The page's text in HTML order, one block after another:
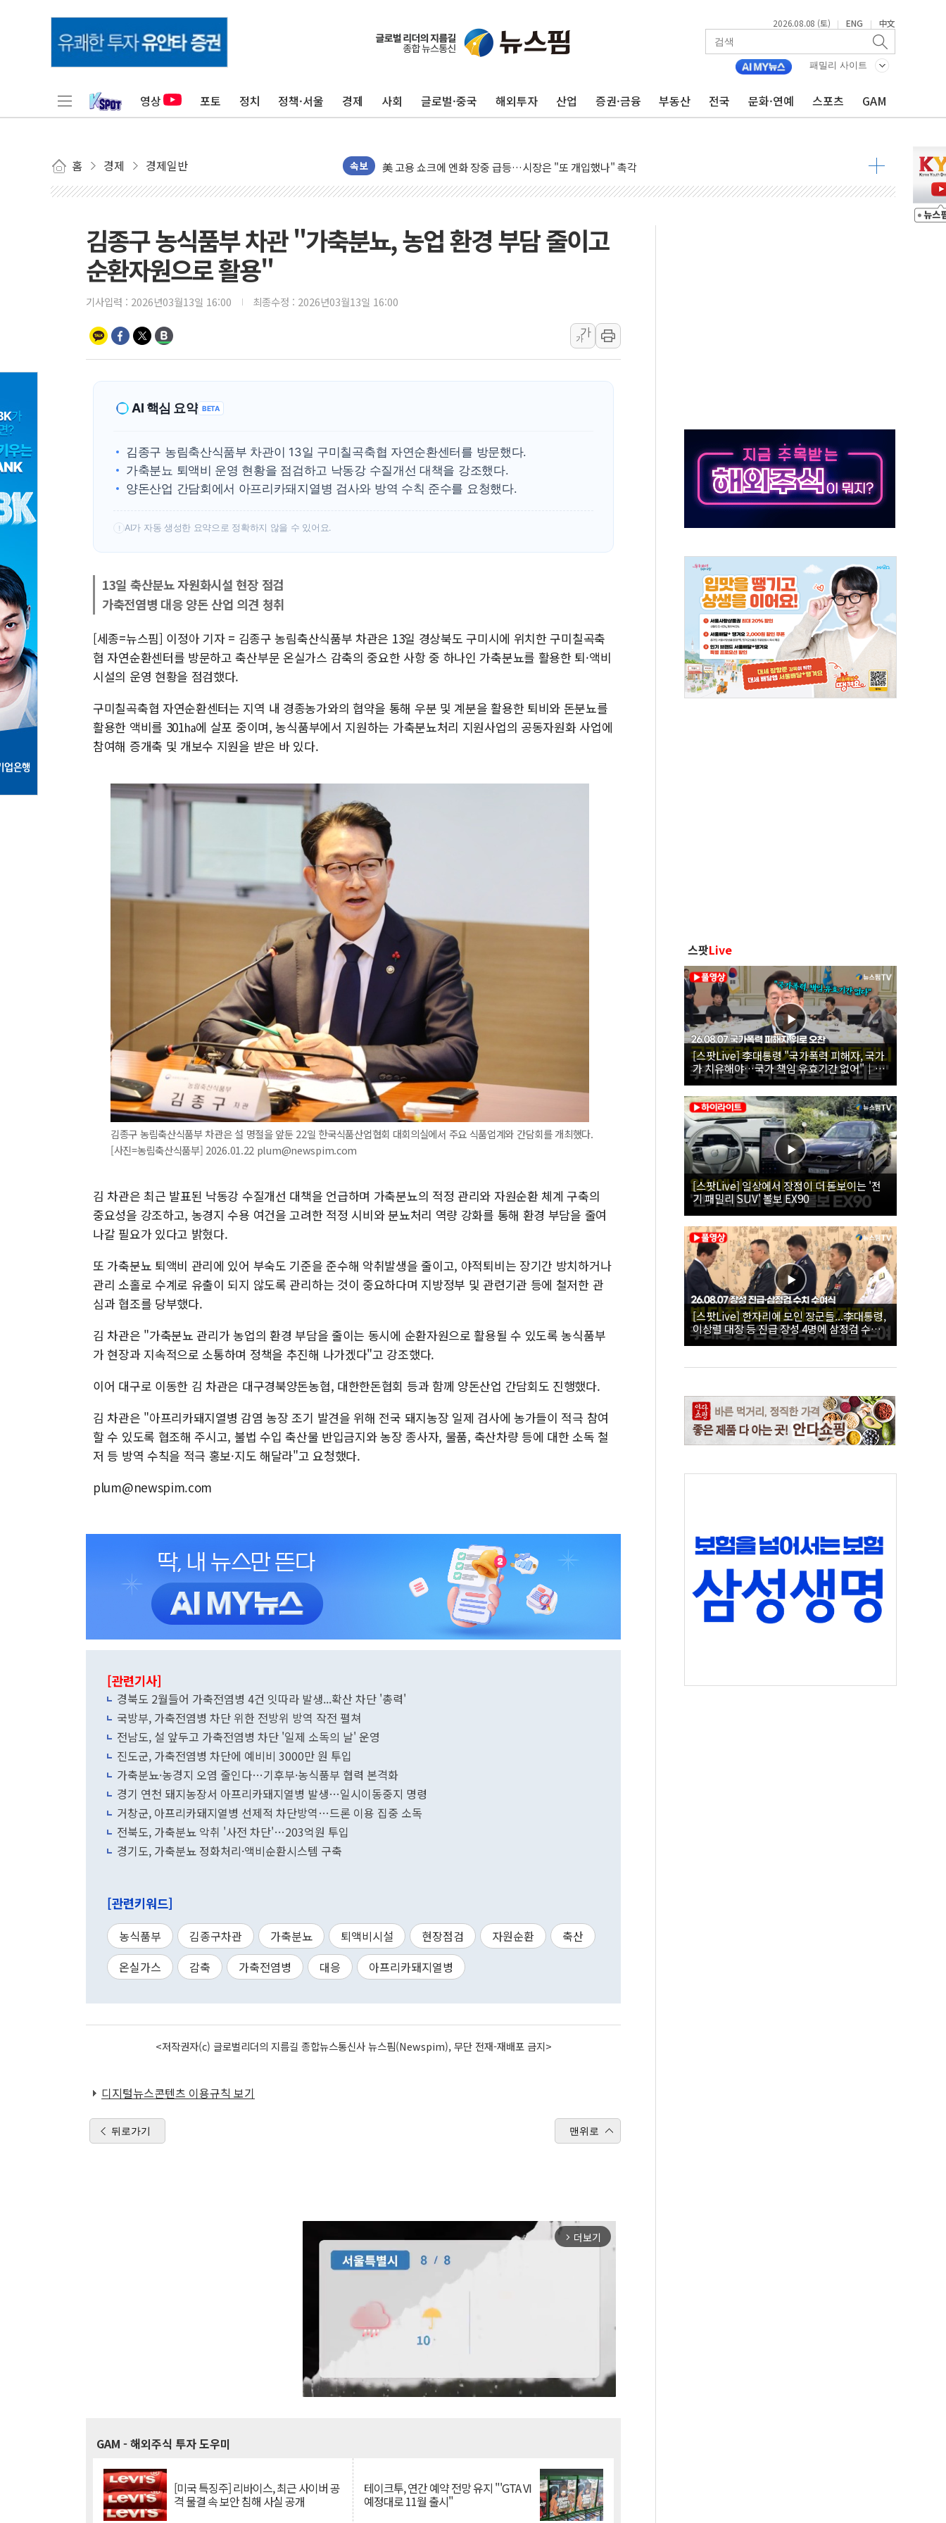
2026.08.08 (토) | ENG | 中文
패밀리 사이트
영상 포토 정치 정책·서울 경제 사회 글로벌·중국 해외투자 산업 증권·금융 부동산 전국 문화·연예 스포츠 GAM
홈 경제 경제일반 속보
유럽증시, 美 고용 예상 밖 부진에 연준 금리 인상 가능성 낮아지며 상승… STOXX 600 지수는 나흘 연속 최고치
미 연준 매파 기세 꺾이나…고용 감소에 9월 동결 전망 우세
트럼프, 백신·자폐증 행정명령 검토…"이르면 다음 주"
美 항소법원, 백악관 무도회장 공사 중단 명령…트럼프 제동
美 고용 쇼크에 엔화 장중 급등…시장은 "또 개입했나" 촉각
[AI MY 뉴스] 뉴욕 반도체주 프리뷰...美 고용 쇼크에 반도체주 '활짝'
[종합] 美 7월 고용 2만3000명 감소 '쇼크'…9월 금리 인상 기대 후퇴
[사진] 이슬람 수니파 3개국, 공동방위협정 체결
특정 정치인 측근 포항시 정책특보 내정설...포항시 '시끌'
李 "해남 태양광, 대한민국 다음 100년 밑거름…수도권 집중 완화 전환점"
김종구 농식품부 차관 "가축분뇨, 농업 환경 부담 줄이고
순환자원으로 활용"
기사입력 : 2026년03월13일 16:00 최종수정 : 2026년03월13일 16:00
가
가
AI 핵심 요약 BETA
김종구 농림축산식품부 차관이 13일 구미칠곡축협 자연순환센터를 방문했다.
가축분뇨 퇴액비 운영 현황을 점검하고 낙동강 수질개선 대책을 강조했다.
양돈산업 간담회에서 아프리카돼지열병 검사와 방역 수칙 준수를 요청했다.
! AI가 자동 생성한 요약으로 정확하지 않을 수 있어요.
13일 축산분뇨 자원화시설 현장 점검
가축전염병 대응 양돈 산업 의견 청취
[세종=뉴스핌] 이정아 기자 = 김종구 농림축산식품부 차관은 13일 경상북도 구미시에 위치한 구미칠곡축
협 자연순환센터를 방문하고 축산부문 온실가스 감축의 중요한 사항 중 하나인 가축분뇨를 활용한 퇴·액비
시설의 운영 현황을 점검했다.
구미칠곡축협 자연순환센터는 지역 내 경종농가와의 협약을 통해 우분 및 계분을 활용한 퇴비와 돈분뇨를
활용한 액비를 301㏊에 살포 중이며, 농식품부에서 지원하는 가축분뇨처리 지원사업의 공동자원화 사업에
참여해 증개축 및 개보수 지원을 받은 바 있다.
김종구 농림축산식품부 차관은 설 명절을 앞둔 22일 한국식품산업협회 대회의실에서 주요 식품업계와 간담회를 개최했다.
[사진=농림축산식품부] 2026.01.22 plum@newspim.com
김 차관은 최근 발표된 낙동강 수질개선 대책을 언급하며 가축분뇨의 적정 관리와 자원순환 체계 구축의
중요성을 강조하고, 농경지 수용 여건을 고려한 적정 시비와 분뇨처리 역량 강화를 통해 환경 부담을 줄여
나갈 필요가 있다고 밝혔다.
또 가축분뇨 퇴액비 관리에 있어 부숙도 기준을 준수해 악취발생을 줄이고, 야적퇴비는 장기간 방치하거나
관리 소홀로 수계로 유출이 되지 않도록 관리하는 것이 중요하다며 지방정부 및 관련기관 등에 철저한 관
심과 협조를 당부했다.
김 차관은 "가축분뇨 관리가 농업의 환경 부담을 줄이는 동시에 순환자원으로 활용될 수 있도록 농식품부
가 현장과 지속적으로 소통하며 정책을 추진해 나가겠다"고 강조했다.
이어 대구로 이동한 김 차관은 대구경북양돈농협, 대한한돈협회 등과 함께 양돈산업 간담회도 진행했다.
김 차관은 "아프리카돼지열병 감염 농장 조기 발견을 위해 전국 돼지농장 일제 검사에 농가들이 적극 참여
할 수 있도록 협조해 주시고, 불법 수입 축산물 반입금지와 농장 종사자, 물품, 축산차량 등에 대한 소독 철
저 등 방역 수칙을 적극 홍보·지도 해달라"고 요청했다.
plum@newspim.com
[관련기사]
경북도 2월들어 가축전염병 4건 잇따라 발생...확산 차단 '총력'
국방부, 가축전염병 차단 위한 전방위 방역 작전 펼쳐
전남도, 설 앞두고 가축전염병 차단 '일제 소독의 날' 운영
진도군, 가축전염병 차단에 예비비 3000만 원 투입
가축분뇨·농경지 오염 줄인다…기후부·농식품부 협력 본격화
경기 연천 돼지농장서 아프리카돼지열병 발생…일시이동중지 명령
거창군, 아프리카돼지열병 선제적 차단방역…드론 이용 집중 소독
전북도, 가축분뇨 악취 '사전 차단'…203억원 투입
경기도, 가축분뇨 정화처리·액비순환시스템 구축
[관련키워드]
농식품부 김종구차관 가축분뇨 퇴액비시설 현장점검 자원순환
축산
온실가스
감축 가축전염병 대응 아프리카돼지열병
<저작권자(c) 글로벌리더의 지름길 종합뉴스통신사 뉴스핌(Newspim), 무단 전재-재배포 금지>
디지털뉴스콘텐츠 이용규칙 보기
뒤로가기 맨위로
arrow_forward_ios 더보기
GAM - 해외주식 투자 도우미
[미국 특징주] 리바이스, 최근 사이버 공
격 물결 속 보안 침해 사실 공개
테이크투, 연간 예약 전망 유지 "'GTA VI
예정대로 11월 출시"
스팟Live
[스팟Live] 李대통령 "국가폭력 피해자, 국가
가 치유해야…국가 책임 유효기간 없어"｜
26.08.07 국가폭력 피해자 위로 오찬
[스팟Live] 일상에서 장점이 더 돋보이는 '전
기 패밀리 SUV' 볼보 EX90
[스팟Live] 한자리에 모인 장군들...李대통령,
이상렬 대장 등 진급 장성 4명에 삼정검 수치
직접 수여｜26.08.07 장성 진급·삼정검 수치